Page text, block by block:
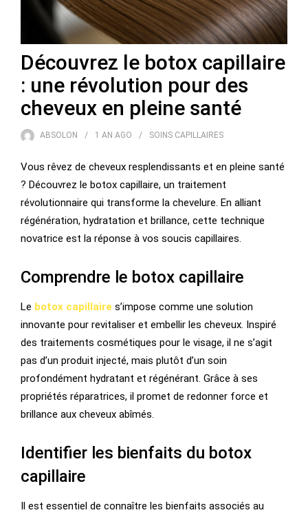
Découvrez le botox capillaire
: une révolution pour des
cheveux en pleine santé
ABSOLON 1 AN AGO SOINS CAPILLAIRES
Vous rêvez de cheveux resplendissants et en pleine santé
? Découvrez le botox capillaire, un traitement
révolutionnaire qui transforme la chevelure. En alliant
régénération, hydratation et brillance, cette technique
novatrice est la réponse à vos soucis capillaires.
Comprendre le botox capillaire
Le botox capillaire s’impose comme une solution
innovante pour revitaliser et embellir les cheveux. Inspiré
des traitements cosmétiques pour le visage, il ne s’agit
pas d’un produit injecté, mais plutôt d’un soin
profondément hydratant et régénérant. Grâce à ses
propriétés réparatrices, il promet de redonner force et
brillance aux cheveux abîmés.
Identifier les bienfaits du botox
capillaire
Il est essentiel de connaître les bienfaits associés au